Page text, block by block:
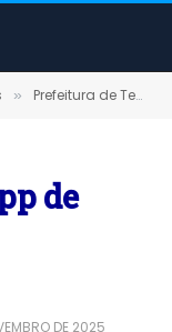
» Prefeitura de Terra Santa realiza o 1º Fórum Comunitário do Selo UNICEF 2025-2028
de
DE 2025